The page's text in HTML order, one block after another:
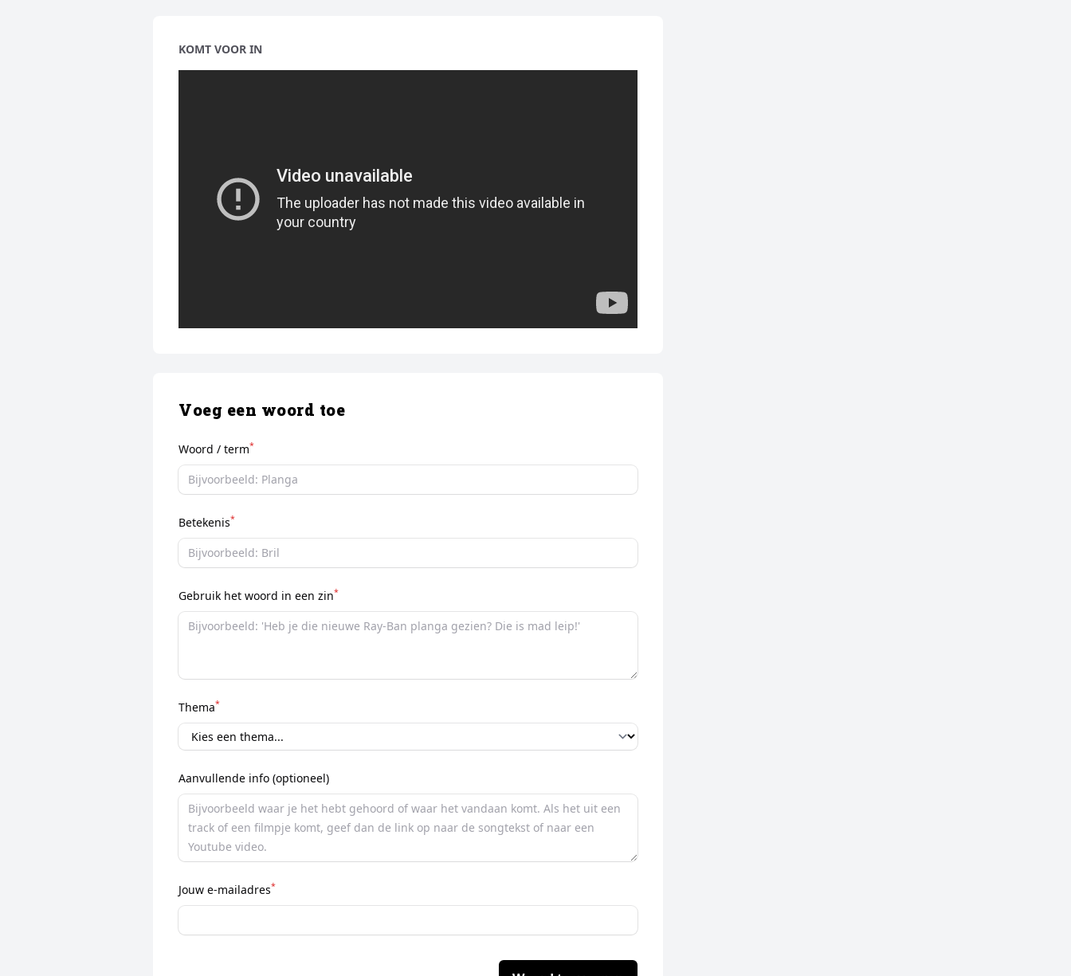
KOMT VOOR IN
Voeg een woord toe
Woord / term*
Betekenis*
Gebruik het woord in een zin*
Thema*
Aanvullende info (optioneel)
Jouw e-mailadres*